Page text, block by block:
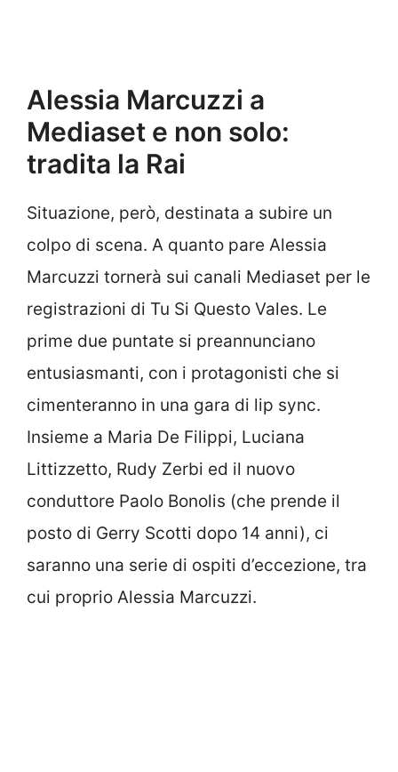
Alessia Marcuzzi a
Mediaset e non solo:
tradita la Rai
Situazione, però, destinata a subire un
colpo di scena. A quanto pare Alessia
Marcuzzi tornerà sui canali Mediaset per le
registrazioni di Tu Si Questo Vales. Le
prime due puntate si preannunciano
entusiasmanti, con i protagonisti che si
cimenteranno in una gara di lip sync.
Insieme a Maria De Filippi, Luciana
Littizzetto, Rudy Zerbi ed il nuovo
conduttore Paolo Bonolis (che prende il
posto di Gerry Scotti dopo 14 anni), ci
saranno una serie di ospiti d’eccezione, tra
cui proprio Alessia Marcuzzi.